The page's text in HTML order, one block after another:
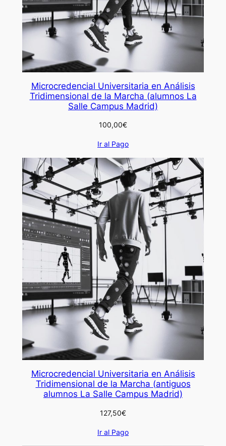
Microcredencial Universitaria en Análisis
Tridimensional de la Marcha (alumnos La
Salle Campus Madrid)
100,00€
Ir al Pago
Microcredencial Universitaria en Análisis
Tridimensional de la Marcha (antiguos
alumnos La Salle Campus Madrid)
127,50€
Ir al Pago